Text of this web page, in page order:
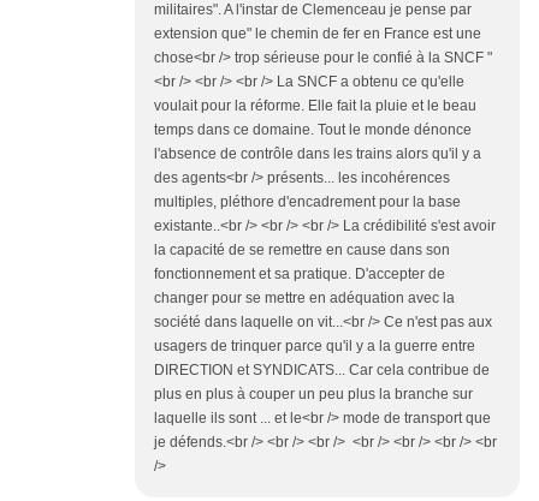
militaires". A l'instar de Clemenceau je pense par
extension que" le chemin de fer en France est une
chose<br /> trop sérieuse pour le confié à la SNCF "
<br /> <br /> <br /> La SNCF a obtenu ce qu'elle
voulait pour la réforme. Elle fait la pluie et le beau
temps dans ce domaine. Tout le monde dénonce
l'absence de contrôle dans les trains alors qu'il y a
des agents<br /> présents... les incohérences
multiples, pléthore d'encadrement pour la base
existante..<br /> <br /> <br /> La crédibilité s'est avoir
la capacité de se remettre en cause dans son
fonctionnement et sa pratique. D'accepter de
changer pour se mettre en adéquation avec la
société dans laquelle on vit...<br /> Ce n'est pas aux
usagers de trinquer parce qu'il y a la guerre entre
DIRECTION et SYNDICATS... Car cela contribue de
plus en plus à couper un peu plus la branche sur
laquelle ils sont ... et le<br /> mode de transport que
je défends.<br /> <br /> <br /> <br /> <br /> <br /> <br
/>